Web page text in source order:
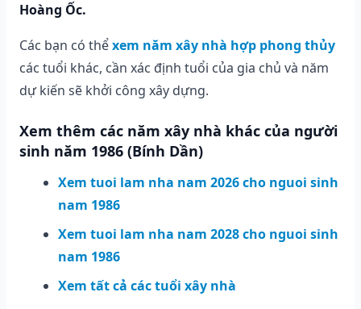
Hoàng Ốc.
Các bạn có thểxem năm xây nhà hợp phong thủy
các tuổi khác, cần xác định tuổi của gia chủ và năm
dự kiến sẽ khởi công xây dựng.
Xem thêm các năm xây nhà khác của người
sinh năm 1986 (Bính Dần)
Xem tuoi lam nha nam 2026 cho nguoi sinh
nam 1986
Xem tuoi lam nha nam 2028 cho nguoi sinh
nam 1986
Xem tất cả các tuổi xây nhà